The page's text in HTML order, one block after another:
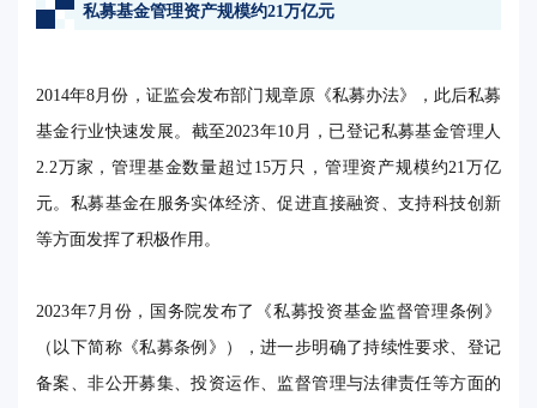
私募基金管理资产规模约21万亿元
2014年8月份，证监会发布部门规章原《私募办法》，此后私募
基金行业快速发展。截至2023年10月，已登记私募基金管理人
2.2万家，管理基金数量超过15万只，管理资产规模约21万亿
元。私募基金在服务实体经济、促进直接融资、支持科技创新
等方面发挥了积极作用。
2023年7月份，国务院发布了《私募投资基金监督管理条例》
（以下简称《私募条例》），进一步明确了持续性要求、登记
备案、非公开募集、投资运作、监督管理与法律责任等方面的